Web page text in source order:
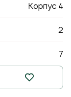
Корпус 4
2
7